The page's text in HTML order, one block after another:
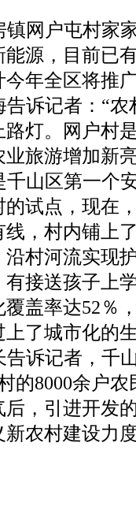
网户屯村家
源，目前已
年全区将推
告诉记者：“
灯。网户村
旅游增加新
山区第一个
试点，现在
，村内铺上
村河流实现
接送孩子上
盖率达52％
了城市化的
诉记者，千
的8000余户
，引进开发
农村建设力